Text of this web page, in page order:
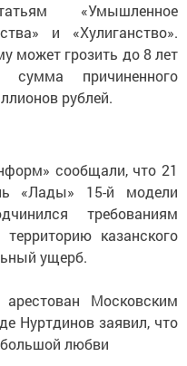
«Умышленное
и «Хулиганство».
может грозить до 8 лет
причиненного
рублей.
сообщали, что 21
«Лады» 15-й модели
требованиям
казанского
ущерб.
Московским
Нуртдинов заявил, что
большой любви